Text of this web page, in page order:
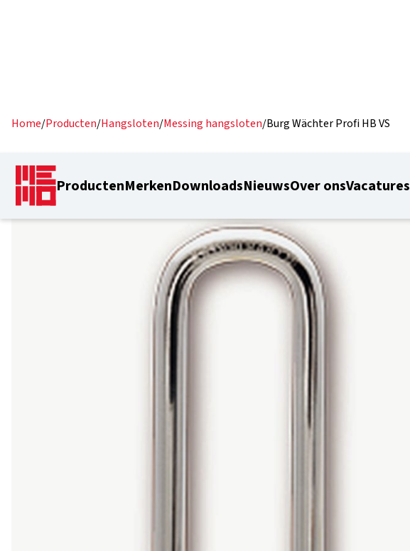
ProductenMerkenDownloadsNieuwsOver onsVacatures
Home/Producten/Hangsloten/Messing hangsloten/Burg Wächter Profi HB VS